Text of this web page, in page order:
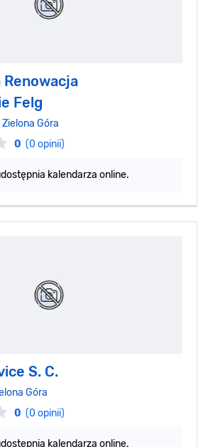
Renowacja
Felg
Zielona Góra
0 (0 opinii)
kalendarza online.
S. C.
Góra
0 (0 opinii)
kalendarza online.